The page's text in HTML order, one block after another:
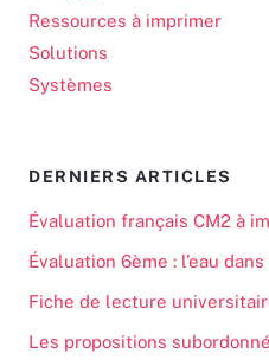
Ressources à imprimer
Solutions
Systèmes
DERNIERS ARTICLES
Évaluation français CM2 à
Évaluation 6ème : l’eau
Fiche de lecture
Les propositions